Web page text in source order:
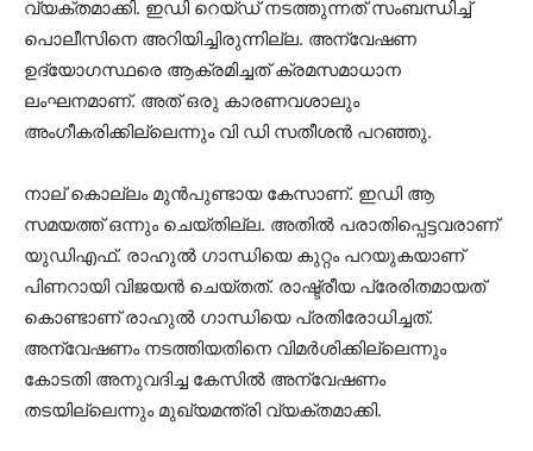
വ്യക്തമാക്കി. ഇഡി റെയ്ഡ് നടത്തുന്നത് സംബന്ധിച്ച്
പൊലീസിനെ അറിയിച്ചിരുന്നില്ല. അന്വേഷണ
ഉദ്യോഗസ്ഥരെ ആക്രമിച്ചത് ക്രമസമാധാന
ലംഘനമാണ്. അത് ഒരു കാരണവശാലും
അംഗീകരിക്കില്ലെന്നും വി ഡി സതീശൻ പറഞ്ഞു.
നാല് കൊല്ലം മുൻപുണ്ടായ കേസാണ്. ഇഡി ആ
സമയത്ത് ഒന്നും ചെയ്തില്ല. അതിൽ പരാതിപ്പെട്ടവരാണ്
യുഡിഎഫ്. രാഹുൽ ഗാന്ധിയെ കുറ്റം പറയുകയാണ്
പിണറായി വിജയൻ ചെയ്തത്. രാഷ്ട്രീയ പ്രേരിതമായത്
കൊണ്ടാണ് രാഹുൽ ഗാന്ധിയെ പ്രതിരോധിച്ചത്.
അന്വേഷണം നടത്തിയതിനെ വിമർശിക്കില്ലെന്നും
കോടതി അനുവദിച്ച കേസിൽ അന്വേഷണം
തടയില്ലെന്നും മുഖ്യമന്ത്രി വ്യക്തമാക്കി.